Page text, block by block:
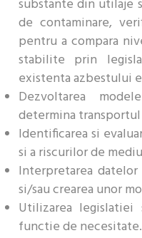
substante din utilaje
de contaminare,
pentru a compara
stabilite prin
existenta azbestului
Dezvoltarea
determina
Identificarea si
si a riscurilor de
Interpretarea
si/sau crearea unor
Utilizarea
functie de necesitate.